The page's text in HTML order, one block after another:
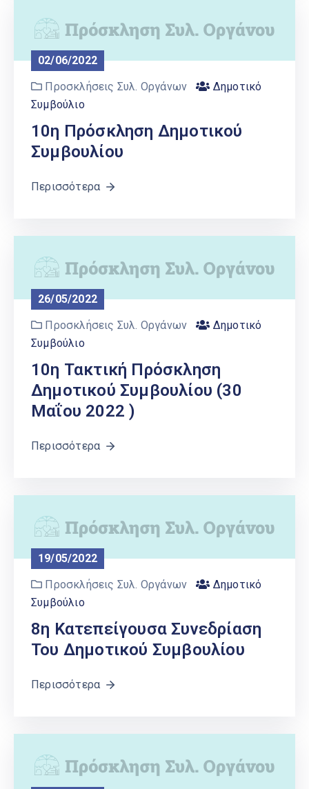
02/06/2022
Προσκλήσεις Συλ. Οργάνων
Δημοτικό
Συμβούλιο
10η Πρόσκληση Δημοτικού
Συμβουλίου
Περισσότερα
26/05/2022
Προσκλήσεις Συλ. Οργάνων
Δημοτικό
Συμβούλιο
10η Τακτική Πρόσκληση
Δημοτικού Συμβουλίου (30
Μαΐου 2022 )
Περισσότερα
19/05/2022
Προσκλήσεις Συλ. Οργάνων
Δημοτικό
Συμβούλιο
8η Κατεπείγουσα Συνεδρίαση
Του Δημοτικού Συμβουλίου
Περισσότερα